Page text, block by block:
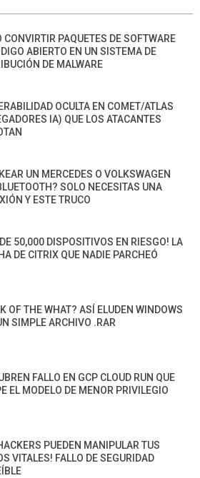
CONVIRTIR PAQUETES DE SOFTWARE
ABIERTO EN UN SISTEMA DE
DE MALWARE
OCULTA EN COMET/ATLAS
IA) QUE LOS ATACANTES
UN MERCEDES O VOLKSWAGEN
SOLO NECESITAS UNA
Y ESTE TRUCO
50,000 DISPOSITIVOS EN RIESGO! LA
DE CITRIX QUE NADIE PARCHEÓ
OF THE WHAT? ASÍ ELUDEN WINDOWS
SIMPLE ARCHIVO .RAR
FALLO EN GCP CLOUD RUN QUE
EL MODELO DE MENOR PRIVILEGIO
PUEDEN MANIPULAR TUS
VITALES! FALLO DE SEGURIDAD